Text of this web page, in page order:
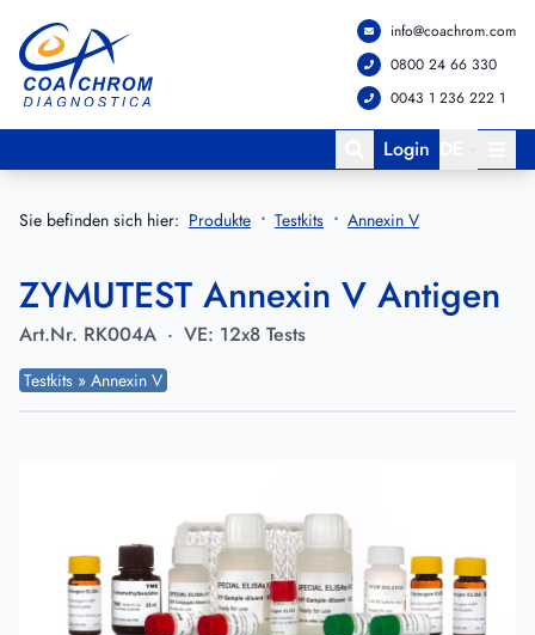
Zum Hauptmenü springen
Zum Hauptinhalt springen
info@coachrom.com
0800 24 66 330
0043 1 236 222 1
Login
Sie befinden sich hier: Produkte Testkits Annexin V
ZYMUTEST Annexin V Antigen
Art.Nr. RK004A · VE: 12x8 Tests
Testkits » Annexin V